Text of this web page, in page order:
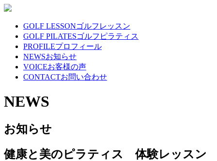
GOLF LESSONゴルフレッスン
GOLF PILATESゴルフピラティス
PROFILEプロフィール
NEWSお知らせ
VOICEお客様の声
CONTACTお問い合わせ
NEWS
お知らせ
健康と美のピラティス 体験レッスン